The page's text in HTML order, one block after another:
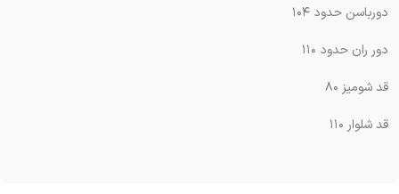
دورباسن حدود ۱۰۴
دور ران حدود ۱۱۰
قد شومیز ۸۰
قد شلوار ۱۱۰